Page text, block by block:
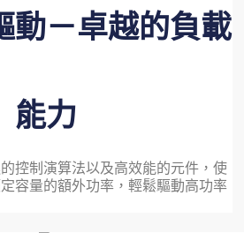
動－卓越的負載
能力
控制演算法以及高效能的元件，使
容量的額外功率，輕鬆驅動高功率